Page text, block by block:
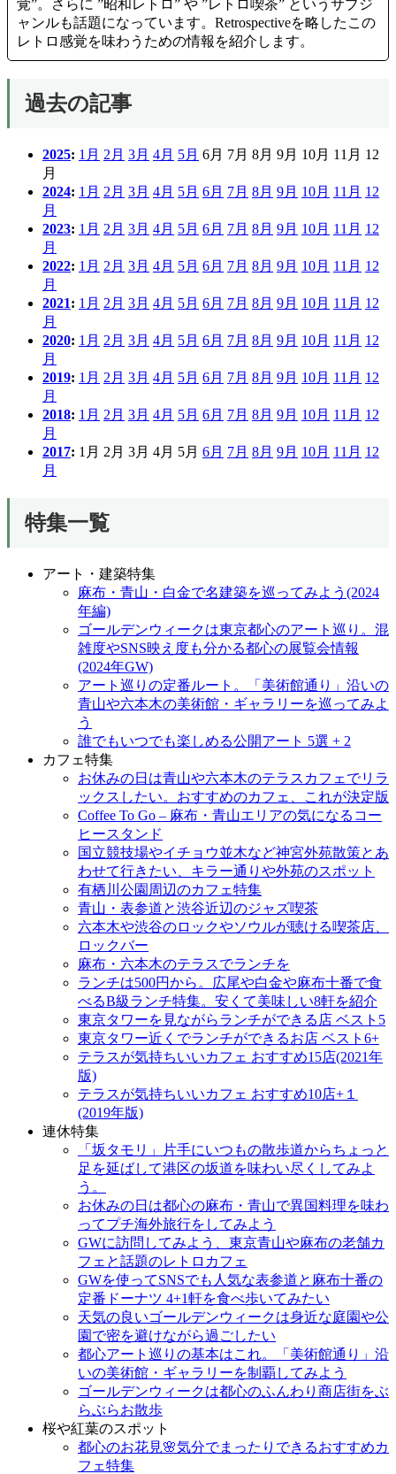
覚”。さらに ”昭和レトロ” や ”レトロ喫茶” というサブジ
ャンルも話題になっています。Retrospectiveを略したこの
レトロ感覚を味わうための情報を紹介します。
過去の記事
2025: 1月 2月 3月 4月 5月 6月 7月 8月 9月 10月 11月 12
月
2024: 1月 2月 3月 4月 5月 6月 7月 8月 9月 10月 11月 12
月
2023: 1月 2月 3月 4月 5月 6月 7月 8月 9月 10月 11月 12
月
2022: 1月 2月 3月 4月 5月 6月 7月 8月 9月 10月 11月 12
月
2021: 1月 2月 3月 4月 5月 6月 7月 8月 9月 10月 11月 12
月
2020: 1月 2月 3月 4月 5月 6月 7月 8月 9月 10月 11月 12
月
2019: 1月 2月 3月 4月 5月 6月 7月 8月 9月 10月 11月 12
月
2018: 1月 2月 3月 4月 5月 6月 7月 8月 9月 10月 11月 12
月
2017: 1月 2月 3月 4月 5月 6月 7月 8月 9月 10月 11月 12
月
特集一覧
アート・建築特集
麻布・青山・白金で名建築を巡ってみよう(2024
年編)
ゴールデンウィークは東京都心のアート巡り。混
雑度やSNS映え度も分かる都心の展覧会情報
(2024年GW)
アート巡りの定番ルート。「美術館通り」沿いの
青山や六本木の美術館・ギャラリーを巡ってみよ
う
誰でもいつでも楽しめる公開アート 5選 + 2
カフェ特集
お休みの日は青山や六本木のテラスカフェでリラ
ックスしたい。おすすめのカフェ、これが決定版
Coffee To Go – 麻布・青山エリアの気になるコー
ヒースタンド
国立競技場やイチョウ並木など神宮外苑散策とあ
わせて行きたい、キラー通りや外苑のスポット
有栖川公園周辺のカフェ特集
青山・表参道と渋谷近辺のジャズ喫茶
六本木や渋谷のロックやソウルが聴ける喫茶店、
ロックバー
麻布・六本木のテラスでランチを
ランチは500円から。広尾や白金や麻布十番で食
べるB級ランチ特集。安くて美味しい8軒を紹介
東京タワーを見ながらランチができる店 ベスト5
東京タワー近くでランチができるお店 ベスト6+
テラスが気持ちいいカフェ おすすめ15店(2021年
版)
テラスが気持ちいいカフェ おすすめ10店+１
(2019年版)
連休特集
「坂タモリ」片手にいつもの散歩道からちょっと
足を延ばして港区の坂道を味わい尽くしてみよ
う。
お休みの日は都心の麻布・青山で異国料理を味わ
ってプチ海外旅行をしてみよう
GWに訪問してみよう、東京青山や麻布の老舗カ
フェと話題のレトロカフェ
GWを使ってSNSでも人気な表参道と麻布十番の
定番ドーナツ 4+1軒を食べ歩いてみたい
天気の良いゴールデンウィークは身近な庭園や公
園で密を避けながら過ごしたい
都心アート巡りの基本はこれ。「美術館通り」沿
いの美術館・ギャラリーを制覇してみよう
ゴールデンウィークは都心のふんわり商店街をぶ
らぶらお散歩
桜や紅葉のスポット
都心のお花見🌸気分でまったりできるおすすめカ
フェ特集